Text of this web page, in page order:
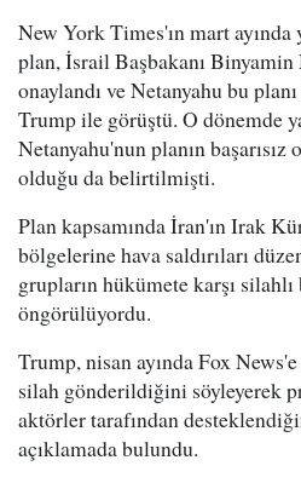
New York Times'ın mart ayında
plan, İsrail Başbakanı Binyamin
onaylandı ve Netanyahu bu
Trump ile görüştü. O dönemde
Netanyahu'nun planın başarısız
olduğu da belirtilmişti.
Plan kapsamında İran'ın Irak
bölgelerine hava saldırıları
grupların hükümete karşı
öngörülüyordu.
Trump, nisan ayında Fox
silah gönderildiğini söyleyerek
aktörler tarafından
açıklamada bulundu.